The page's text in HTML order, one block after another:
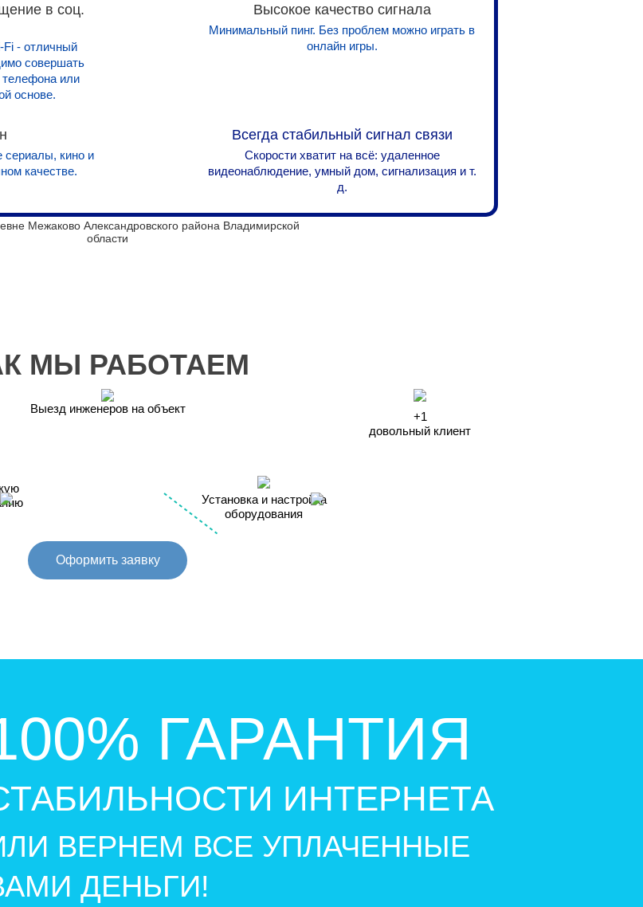
в соц.
Fi - отличный
совершать
телефона или
основе.
Высокое качество сигнала
Минимальный пинг. Без проблем можно играть в
онлайн игры.
кино и
качестве.
Всегда стабильный сигнал связи
Скорости хватит на всё: удаленное
видеонаблюдение, умный дом, сигнализация и т.
д.
МЫ РАБОТАЕМ
Выезд инженеров на объект
Установка и настройка
оборудования
+1
довольный клиент
Оформить заявку
ГАРАНТИЯ
ИНТЕРНЕТА
ВЕРНЕМ ВСЕ УПЛАЧЕННЫЕ
ДЕНЬГИ!